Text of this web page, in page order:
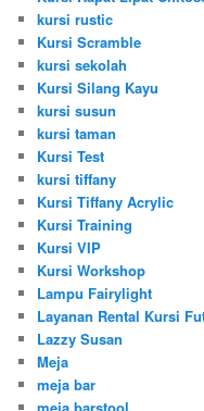
kursi rustic
Kursi Scramble
kursi sekolah
Kursi Silang Kayu
kursi susun
kursi taman
Kursi Test
kursi tiffany
Kursi Tiffany Acrylic
Kursi Training
Kursi VIP
Kursi Workshop
Lampu Fairylight
Layanan Rental Kursi
Lazzy Susan
Meja
meja bar
meja barstool